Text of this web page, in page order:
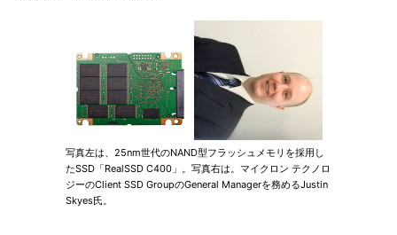
写真左は、25nm世代のNAND型フラッシュメモリを採用し
たSSD「RealSSD C400」。写真右は。マイクロン テクノロ
ジーのClient SSD GroupのGeneral Managerを務めるJustin
Skyes氏。